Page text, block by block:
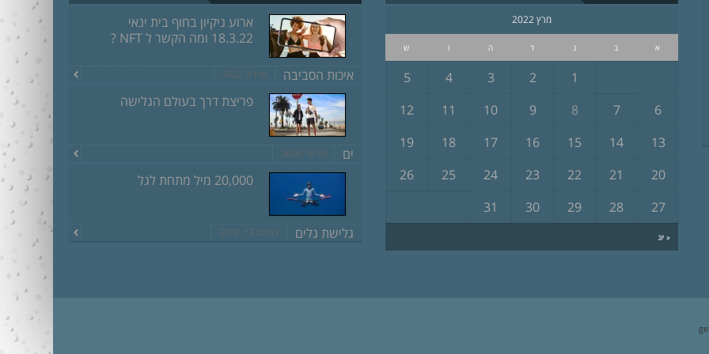
מרץ 2022
א ב ג ד ה ו ש
« יונ
1
2
3
4
5
6
7
8
9
10
11
12
13
14
15
16
17
18
19
20
21
22
23
24
25
26
27
28
29
30
31
ארוע ניקיון בחוף בית ינאי
18.3.22 ומה הקשר ל NFT ?
איכות הסביבה מרץ 8, 2022
פריצת דרך בעולם הגלישה
ים יוני 18, 2020
20,000 מיל מתחת לגל
גלישת גלים דצמבר 13, 2019